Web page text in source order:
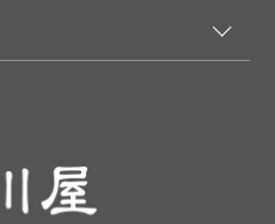
（産直品）